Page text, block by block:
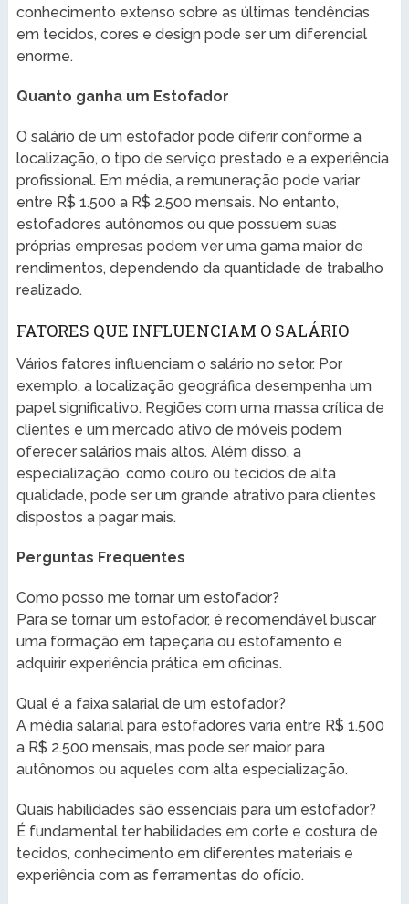
conhecimento extenso sobre as últimas tendências
em tecidos, cores e design pode ser um diferencial
enorme.
Quanto ganha um Estofador
O salário de um estofador pode diferir conforme a
localização, o tipo de serviço prestado e a experiência
profissional. Em média, a remuneração pode variar
entre R$ 1.500 a R$ 2.500 mensais. No entanto,
estofadores autônomos ou que possuem suas
próprias empresas podem ver uma gama maior de
rendimentos, dependendo da quantidade de trabalho
realizado.
FATORES QUE INFLUENCIAM O SALÁRIO
Vários fatores influenciam o salário no setor. Por
exemplo, a localização geográfica desempenha um
papel significativo. Regiões com uma massa crítica de
clientes e um mercado ativo de móveis podem
oferecer salários mais altos. Além disso, a
especialização, como couro ou tecidos de alta
qualidade, pode ser um grande atrativo para clientes
dispostos a pagar mais.
Perguntas Frequentes
Como posso me tornar um estofador?
Para se tornar um estofador, é recomendável buscar
uma formação em tapeçaria ou estofamento e
adquirir experiência prática em oficinas.
Qual é a faixa salarial de um estofador?
A média salarial para estofadores varia entre R$ 1.500
a R$ 2.500 mensais, mas pode ser maior para
autônomos ou aqueles com alta especialização.
Quais habilidades são essenciais para um estofador?
É fundamental ter habilidades em corte e costura de
tecidos, conhecimento em diferentes materiais e
experiência com as ferramentas do ofício.